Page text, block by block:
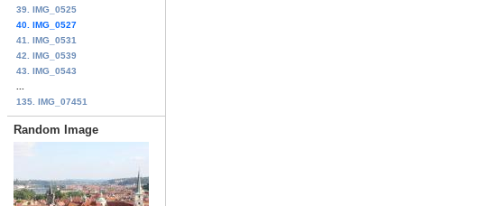
39. IMG_0525
40. IMG_0527
41. IMG_0531
42. IMG_0539
43. IMG_0543
135. IMG_07451
Random Image